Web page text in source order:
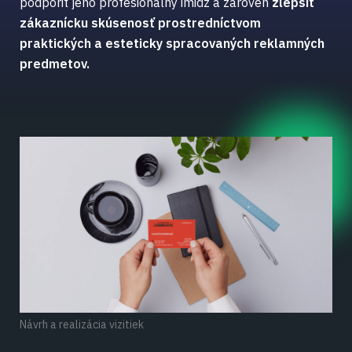
zákaznícku skúsenosť prostredníctvom
praktických a esteticky spracovaných reklamných
predmetov.
Návrh a realizácia vizitiek